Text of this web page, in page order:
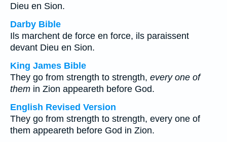
Dieu en Sion.
Darby Bible
Ils marchent de force en force, ils paraissent
devant Dieu en Sion.
King James Bible
They go from strength to strength, every one of
them in Zion appeareth before God.
English Revised Version
They go from strength to strength, every one of
them appeareth before God in Zion.